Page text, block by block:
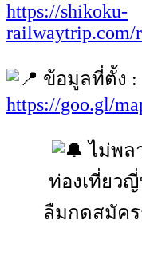
https://shikoku-
railwaytrip.com/
ข้อมูลที่ตั้ง :
https://goo.gl/
ไม่พล
ท่องเที่ยว
ลืมกดสมัค